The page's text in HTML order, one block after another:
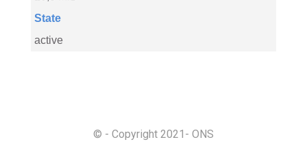
State
active
© - Copyright 2021 - ONS